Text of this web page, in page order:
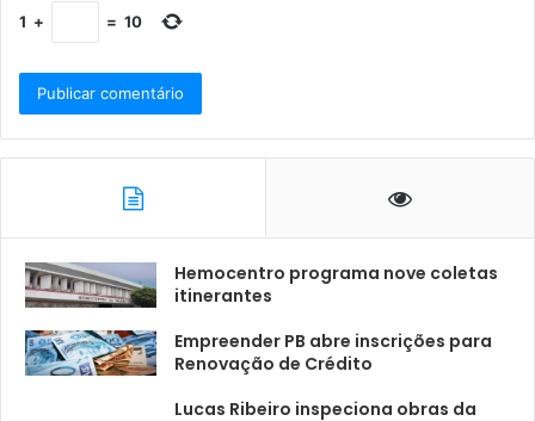
1 + = 10
Hemocentro programa nove coletas
itinerantes
Empreender PB abre inscrições para
Renovação de Crédito
Lucas Ribeiro inspeciona obras da